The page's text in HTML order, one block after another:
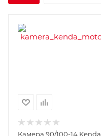
Камера 90/100-14 Kenda